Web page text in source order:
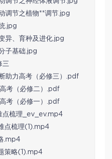
调节之植物**调节.jpg
.jpg
异、育种及进化.jpg
子基础.jpg
三
助力高考（必修三）.pdf
考（必修二）.pdf
考（必修一）.pdf
点梳理_ev_ev.mp4
点梳理(1).mp4
.mp4
策略(1).mp4